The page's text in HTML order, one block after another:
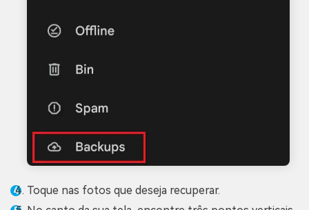
Toque nas fotos que deseja recuperar.